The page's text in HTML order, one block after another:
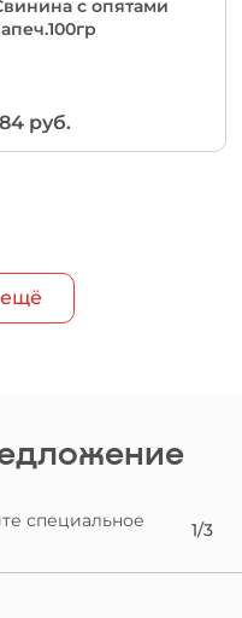
с опятами
руб.
ещё
специальное
1/3